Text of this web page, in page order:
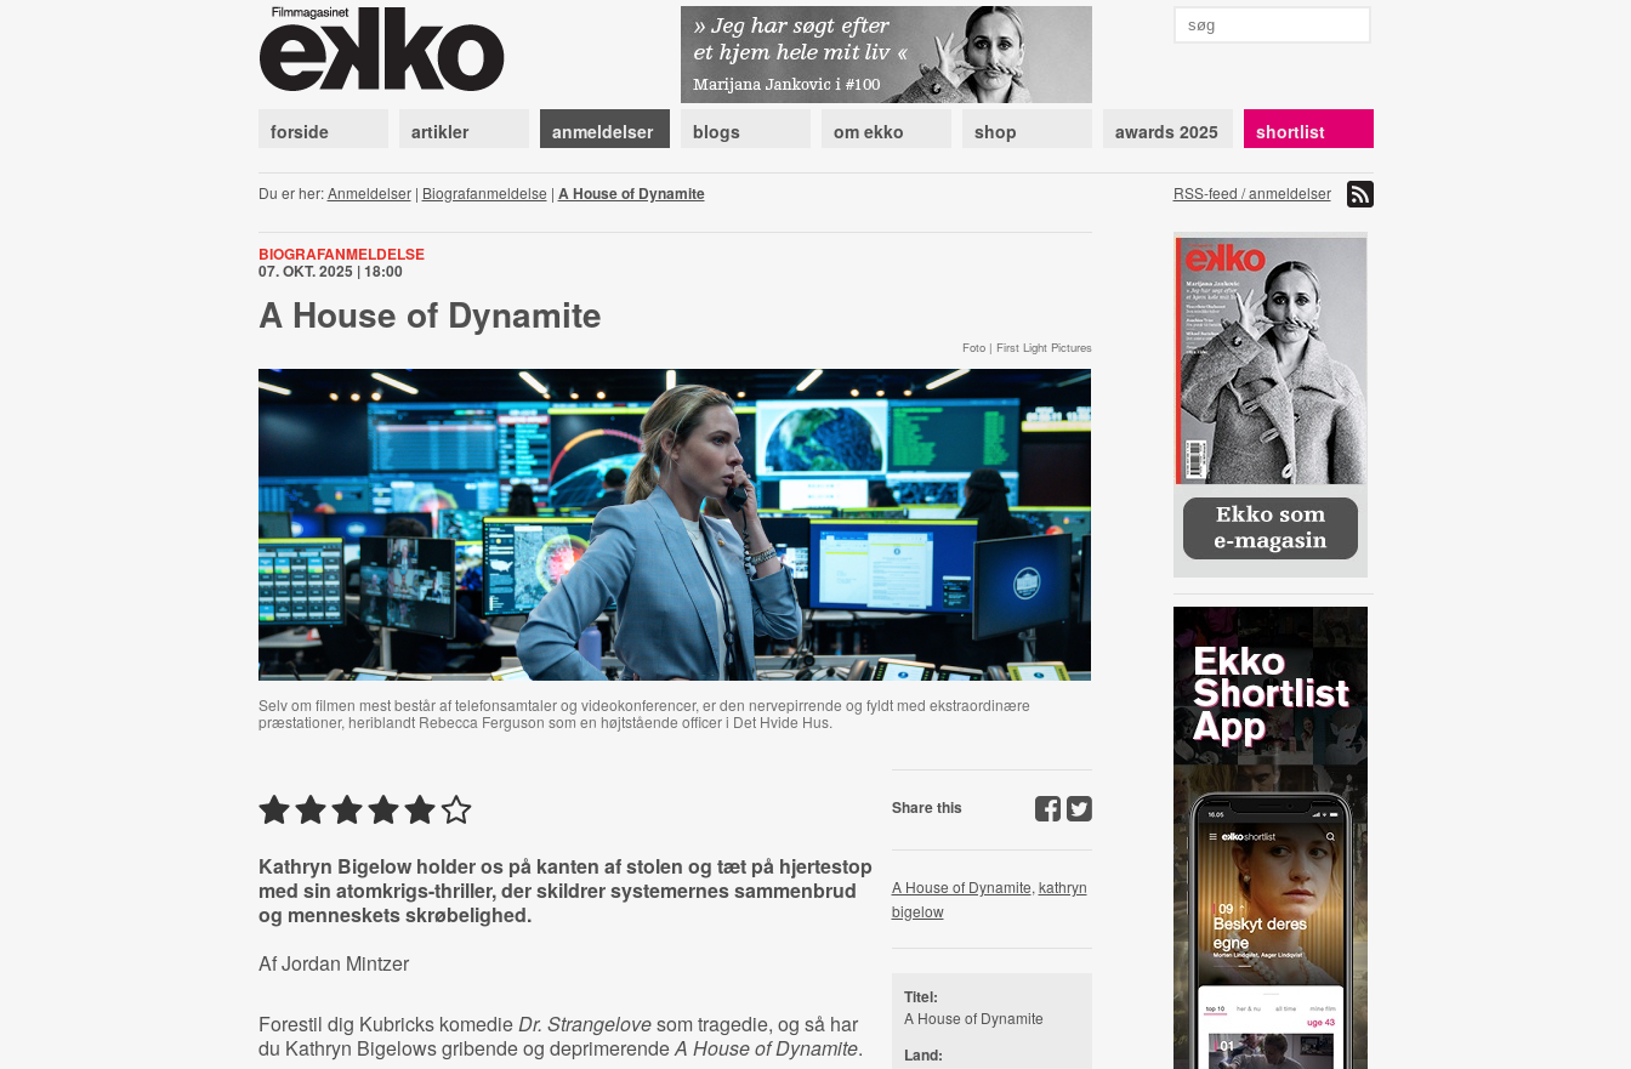
forside artikler anmeldelser blogs om ekko shop awards 2025 shortlist
Du er her:Anmeldelser| Biografanmeldelse | A House of Dynamite RSS-feed / anmeldelser
BIOGRAFANMELDELSE
07. OKT. 2025 | 18:00
A House of Dynamite
Foto | First Light Pictures
Selv om filmen mest består af telefonsamtaler og videokonferencer, er den nervepirrende og fyldt med ekstraordinære
præstationer, heriblandt Rebecca Ferguson som en højtstående officer i Det Hvide Hus.
Kathryn Bigelow holder os på kanten af stolen og tæt på hjertestop
med sin atomkrigs-thriller, der skildrer systemernes sammenbrud
og menneskets skrøbelighed.
Af Jordan Mintzer
Forestil dig Kubricks komedieDr. Strangelovesom tragedie, og så har
du Kathryn Bigelows gribende og deprimerendeA House of Dynamite.
Share this
A House of Dynamite, kathryn
bigelow
Titel:
A House of Dynamite
Land: